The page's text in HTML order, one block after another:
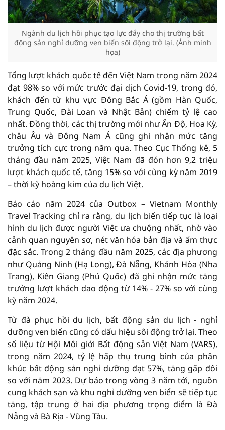
Ngành du lịch hồi phục tạo lực đẩy cho thị trường bất
động sản nghỉ dưỡng ven biển sôi động trở lại. (Ảnh minh
họa)
Tổng lượt khách quốc tế đến Việt Nam trong năm 2024
đạt 98% so với mức trước đại dịch Covid-19, trong đó,
khách đến từ khu vực Đông Bắc Á (gồm Hàn Quốc,
Trung Quốc, Đài Loan và Nhật Bản) chiếm tỷ lệ cao
nhất. Đồng thời, các thị trường mới như Ấn Độ, Hoa Kỳ,
châu Âu và Đông Nam Á cũng ghi nhận mức tăng
trưởng tích cực trong năm qua. Theo Cục Thống kê, 5
tháng đầu năm 2025, Việt Nam đã đón hơn 9,2 triệu
lượt khách quốc tế, tăng 15% so với cùng kỳ năm 2019
– thời kỳ hoàng kim của du lịch Việt.
Báo cáo năm 2024 của Outbox – Vietnam Monthly
Travel Tracking chỉ ra rằng, du lịch biển tiếp tục là loại
hình du lịch được người Việt ưa chuộng nhất, nhờ vào
cảnh quan nguyên sơ, nét văn hóa bản địa và ẩm thực
đặc sắc. Trong 2 tháng đầu năm 2025, các địa phương
như Quảng Ninh (Hạ Long), Đà Nẵng, Khánh Hòa (Nha
Trang), Kiên Giang (Phú Quốc) đã ghi nhận mức tăng
trưởng lượt khách dao động từ 14% - 27% so với cùng
kỳ năm 2024.
Từ đà phục hồi du lịch, bất động sản du lịch - nghỉ
dưỡng ven biển cũng có dấu hiệu sôi động trở lại. Theo
số liệu từ Hội Môi giới Bất động sản Việt Nam (VARS),
trong năm 2024, tỷ lệ hấp thụ trung bình của phân
khúc bất động sản nghỉ dưỡng đạt 57%, tăng gấp đôi
so với năm 2023. Dự báo trong vòng 3 năm tới, nguồn
cung khách sạn và khu nghỉ dưỡng ven biển sẽ tiếp tục
tăng, tập trung ở hai địa phương trọng điểm là Đà
Nẵng và Bà Rịa - Vũng Tàu.